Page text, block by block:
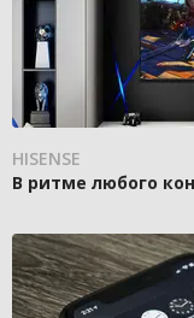
HISENSE
В ритме любого